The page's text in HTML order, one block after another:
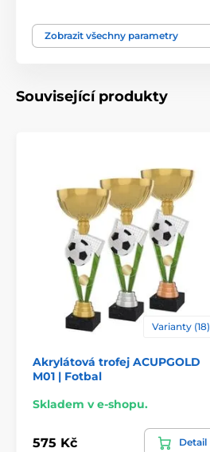
Výška cm
Způsob personalizace štítek
Zobrazit všechny parametry
Související produkty
Varianty (18)
Akrylátová trofej ACUPGOLD
M01 | Fotbal
Skladem v e-shopu.
575 Kč Detail